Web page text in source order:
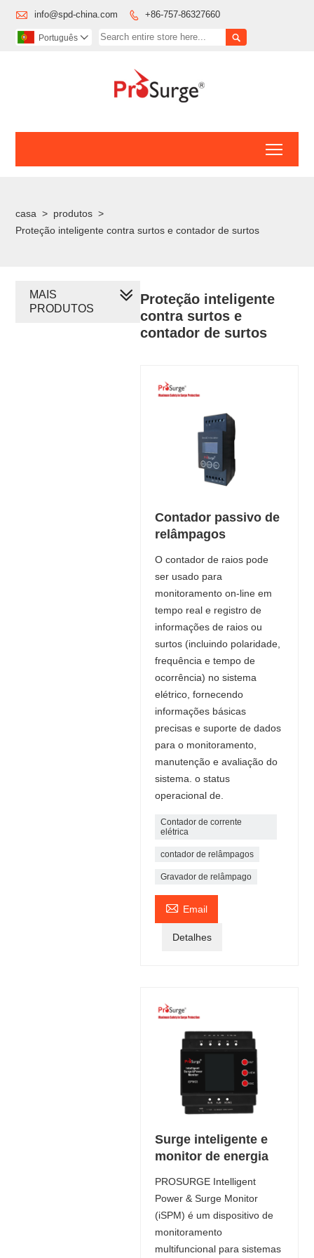
 info@spd-china.com  +86-757-86327660

Português 
casa > produtos >
Proteção inteligente contra surtos e contador de surtos
Proteção inteligente
contra surtos e
contador de surtos
Contador passivo de
relâmpagos
O contador de raios pode
ser usado para
monitoramento on-line em
tempo real e registro de
informações de raios ou
surtos (incluindo polaridade,
frequência e tempo de
ocorrência) no sistema
elétrico, fornecendo
informações básicas
precisas e suporte de dados
para o monitoramento,
manutenção e avaliação do
sistema. o status
operacional de.
Contador de corrente
elétrica
contador de relâmpagos
Gravador de relâmpago
 Email
Detalhes
Surge inteligente e
monitor de energia
PROSURGE Intelligent
Power & Surge Monitor
(iSPM) é um dispositivo de
monitoramento
multifuncional para sistemas
MAIS
PRODUTOS